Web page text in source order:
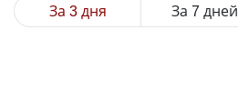
За 3 дня За 7 дней